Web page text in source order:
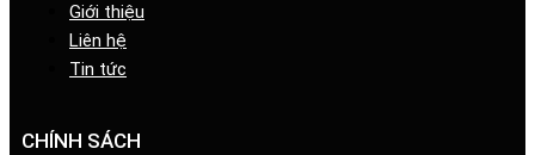
Giới thiệu
Liên hệ
Tin tức
CHÍNH SÁCH